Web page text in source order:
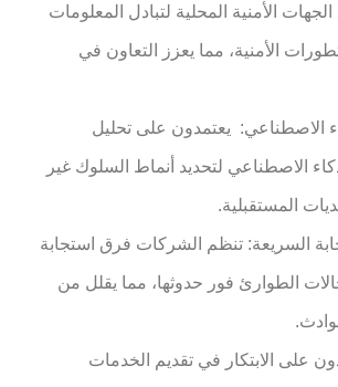
الأمنية المحلية لتبادل المعلومات
الأمنية، مما يعزز التعاون في
الاصطناعي: يعتمدون على تحليل
الاصطناعي لتحديد أنماط السلوك غير
المستقبلية.
السريعة: تنظم الشركات فرق استجابة
الطوارئ فور حدوثها، مما يقلل من
على الابتكار في تقديم الخدمات